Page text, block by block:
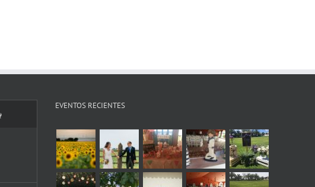
Comentarios
EVENTOS RECIENTES